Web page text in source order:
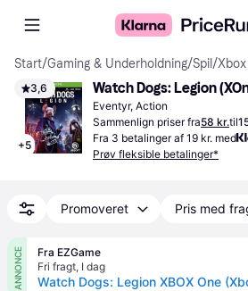
Start/Gaming & Underholdning/Spil /Xbox
3,6
+5
Watch Dogs: Legion
Eventyr, Action
Sammenlign priser fra58 kr.til
Fra 3 betalinger af 19 kr. med
Prøv fleksible betalinger*
Promoveret Pris med
ANNONCE
Fra EZGame
Fri fragt, I dag